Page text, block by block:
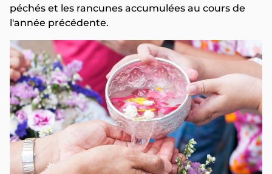
péchés et les rancunes accumulées au cours de
l'année précédente.